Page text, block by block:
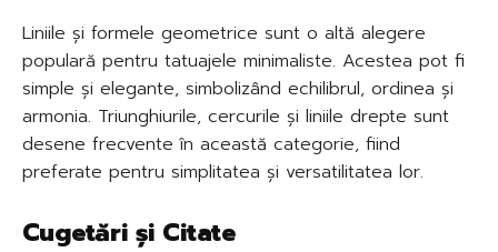
Liniile și formele geometrice sunt o altă alegere
populară pentru tatuajele minimaliste. Acestea pot fi
simple și elegante, simbolizând echilibrul, ordinea și
armonia. Triunghiurile, cercurile și liniile drepte sunt
desene frecvente în această categorie, fiind
preferate pentru simplitatea și versatilitatea lor.
Cugetări și Citate